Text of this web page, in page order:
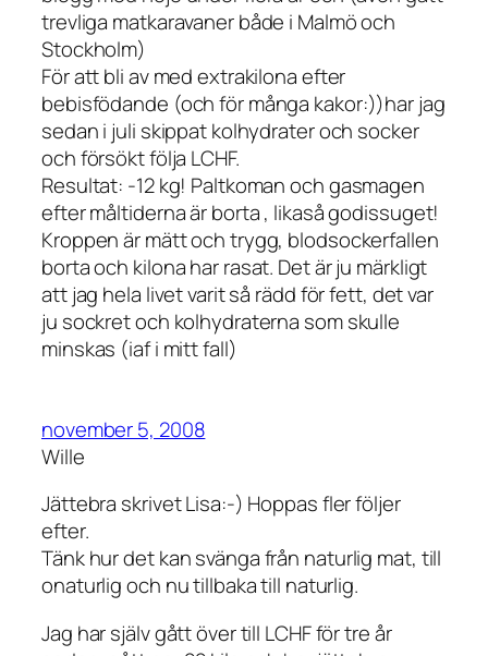
trevliga matkaravaner både i Malmö och
Stockholm)
För att bli av med extrakilona efter
bebisfödande (och för många kakor:))har jag
sedan i juli skippat kolhydrater och socker
och försökt följa LCHF.
Resultat: -12 kg! Paltkoman och gasmagen
efter måltiderna är borta , likaså godissuget!
Kroppen är mätt och trygg, blodsockerfallen
borta och kilona har rasat. Det är ju märkligt
att jag hela livet varit så rädd för fett, det var
ju sockret och kolhydraterna som skulle
minskas (iaf i mitt fall)
november 5, 2008
Wille
Jättebra skrivet Lisa:-) Hoppas fler följer
efter.
Tänk hur det kan svänga från naturlig mat, till
onaturlig och nu tillbaka till naturlig.
Jag har själv gått över till LCHF för tre år